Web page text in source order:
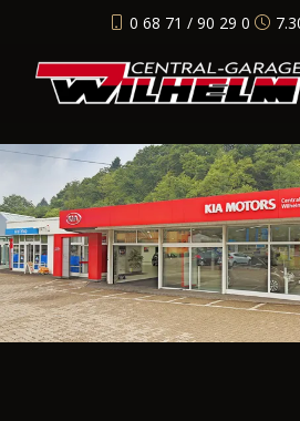
0 68 71 / 90 29 0